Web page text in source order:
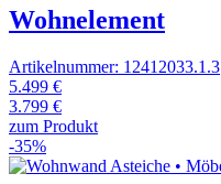
Wohnelement
Artikelnummer: 12412033.1.3
5.499 €
3.799 €
zum Produkt
-35%